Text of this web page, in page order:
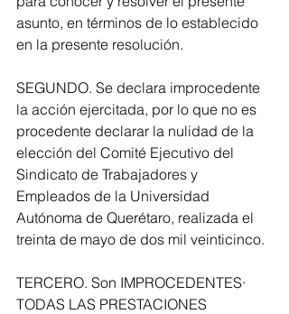
asunto, en términos de lo establecido
en la presente resolución.
SEGUNDO. Se declara improcedente
la acción ejercitada, por lo que no es
procedente declarar la nulidad de la
elección del Comité Ejecutivo del
Sindicato de Trabajadores y
Empleados de la Universidad
Autónoma de Querétaro, realizada el
treinta de mayo de dos mil veinticinco.
TERCERO. Son IMPROCEDENTES·
TODAS LAS PRESTACIONES